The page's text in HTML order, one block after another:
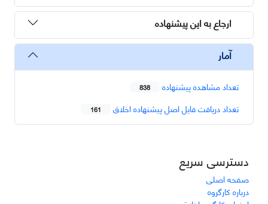
ارجاع به این پیشنهاده
آمار
تعداد مشاهده پیشنهاده 838
تعداد دریافت فایل اصل پیشنهاده اخلاق 161
دسترسی سریع
صفحه اصلی
درباره کارگروه